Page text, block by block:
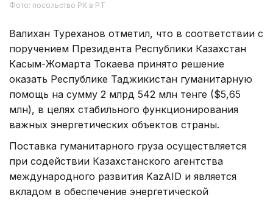
Фото: посольство РК в РТ
Валихан Туреханов отметил, что в соответствии с
поручением Президента Республики Казахстан
Касым-Жомарта Токаева принято решение
оказать Республике Таджикистан гуманитарную
помощь на сумму 2 млрд 542 млн тенге ($5,65
млн), в целях стабильного функционирования
важных энергетических объектов страны.
Поставка гуманитарного груза осуществляется
при содействии Казахстанского агентства
международного развития KazAID и является
вкладом в обеспечение энергетической